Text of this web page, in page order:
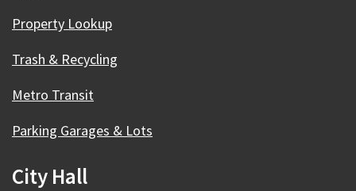
Property Lookup
Trash & Recycling
Metro Transit
Parking Garages & Lots
City Hall